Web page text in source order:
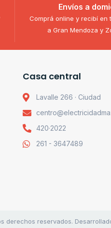
Envíos a
Comprá online y recibí en
a Gran Mendoza y
Casa central
Lavalle 266 · Ciudad
420·2022
261 - 3647489
derechos reservados.